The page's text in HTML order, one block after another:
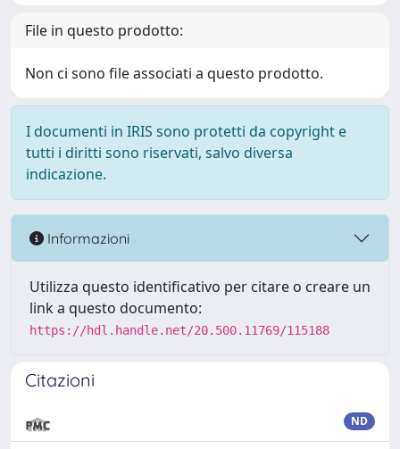
File in questo prodotto:
Non ci sono file associati a questo prodotto.
I documenti in IRIS sono protetti da copyright e
tutti i diritti sono riservati, salvo diversa
indicazione.
Informazioni
Utilizza questo identificativo per citare o creare un
link a questo documento:
https://hdl.handle.net/20.500.11769/115188
Citazioni
ND